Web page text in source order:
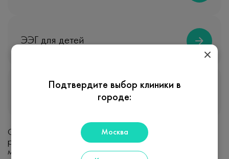
ЭЭГ для детей
ЭЭГ на дому
Обследование проводится по методике,
рекомендованной специализированными
международными сообществами (ILAE, IFCN), с
Подтвердите выбор клиники в
городе:
Москва